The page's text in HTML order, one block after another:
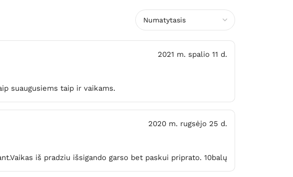
2021 m. spalio 11 d.
suaugusiems taip ir vaikams.
2020 m. rugsėjo 25 d.
iš pradziu išsigando garso bet paskui priprato. 10balų